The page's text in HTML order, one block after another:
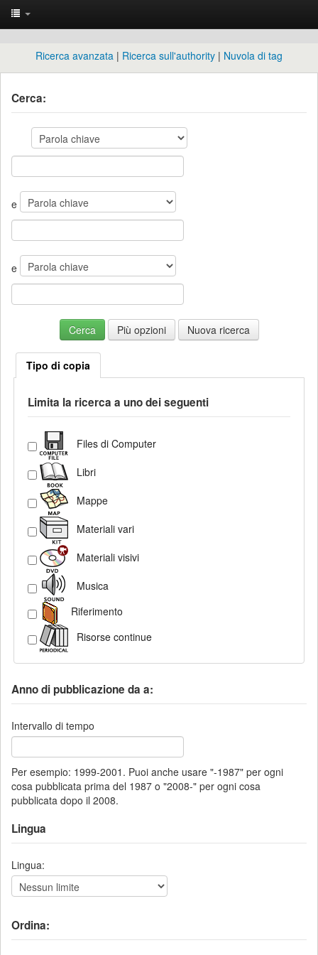
Ricerca avanzata Ricerca sull'authority Nuvola di tag
Cerca:
e
e
Più opzioni Nuova ricerca
Tipo di copia
Limita la ricerca a uno dei seguenti
Files di Computer
Libri
Mappe
Materiali vari
Materiali visivi
Musica
Riferimento
Risorse continue
Anno di pubblicazione da a:
Intervallo di tempo
Per esempio: 1999-2001. Puoi anche usare "-1987" per ogni
cosa pubblicata prima del 1987 o "2008-" per ogni cosa
pubblicata dopo il 2008.
Lingua
Lingua:
Ordina: